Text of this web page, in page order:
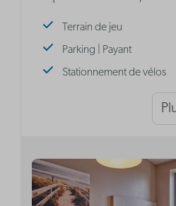
Terrain de jeu
Parking | Payant
Stationnement de vélos